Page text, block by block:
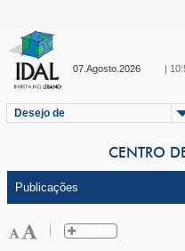
07.Agosto.2026 |
Desejo de
CENTRO